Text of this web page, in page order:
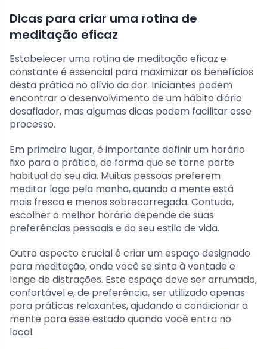
Dicas para criar uma rotina de
meditação eficaz
Estabelecer uma rotina de meditação eficaz e
constante é essencial para maximizar os benefícios
desta prática no alívio da dor. Iniciantes podem
encontrar o desenvolvimento de um hábito diário
desafiador, mas algumas dicas podem facilitar esse
processo.
Em primeiro lugar, é importante definir um horário
fixo para a prática, de forma que se torne parte
habitual do seu dia. Muitas pessoas preferem
meditar logo pela manhã, quando a mente está
mais fresca e menos sobrecarregada. Contudo,
escolher o melhor horário depende de suas
preferências pessoais e do seu estilo de vida.
Outro aspecto crucial é criar um espaço designado
para meditação, onde você se sinta à vontade e
longe de distrações. Este espaço deve ser arrumado,
confortável e, de preferência, ser utilizado apenas
para práticas relaxantes, ajudando a condicionar a
mente para esse estado quando você entra no
local.